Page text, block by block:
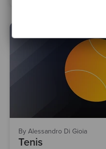
By Alessandro Di Gioia
Tenis